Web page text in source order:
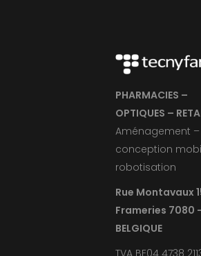
PHARMACIES –
OPTIQUES –
Aménagement –
conception
robotisation
Rue Montavaux
Frameries 7080
BELGIQUE